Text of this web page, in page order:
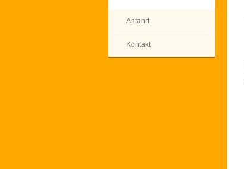
Anfahrt
Kontakt